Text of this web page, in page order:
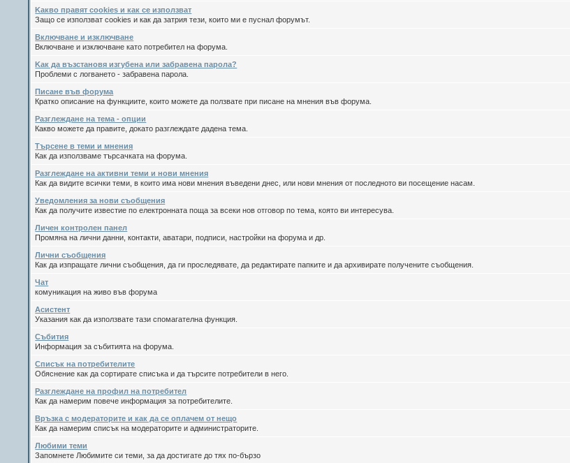
Kакво правят cookies и как се използват
Защо се използват cookies и как да затрия тези, които ми е пуснал форумът.
Включване и изключване
Включване и изключване като потребител на форума.
Kак да възстановя изгубена или забравена парола?
Проблеми с логването - забравена парола.
Писане във форума
Кратко описание на функциите, които можете да ползвате при писане на мнения във форума.
Разглеждане на тема - опции
Какво можете да правите, докато разглеждате дадена тема.
Търсене в теми и мнения
Как да използваме търсачката на форума.
Разглеждане на активни теми и нови мнения
Как да видите всички теми, в които има нови мнения въведени днес, или нови мнения от последното ви посещение насам.
Уведомления за нови съобщения
Как да получите известие по електронната поща за всеки нов отговор по тема, която ви интересува.
Личен контролен панел
Промяна на лични данни, контакти, аватари, подписи, настройки на форума и др.
Лични съобщения
Как да изпращате лични съобщения, да ги проследявате, да редактирате папките и да архивирате получените съобщения.
Чат
комуникация на живо във форума
Асистент
Указания как да използвате тази спомагателна функция.
Събития
Информация за събитията на форума.
Списък на потребителите
Обяснение как да сортирате списъка и да търсите потребители в него.
Разглеждане на профил на потребител
Как да намерим повече информация за потребителите.
Връзка с модераторите и как да се оплачем от нещо
Как да намерим списък на модераторите и администраторите.
Любими теми
Запомнете Любимите си теми, за да достигате до тях по-бързо